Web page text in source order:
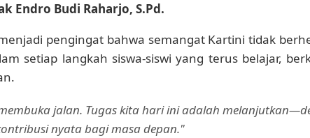
Endro Budi Raharjo, S.Pd.
pengingat bahwa semangat Kartini tidak
setiap langkah siswa-siswi yang terus belajar,
jalan. Tugas kita hari ini adalah
nyata bagi masa depan."